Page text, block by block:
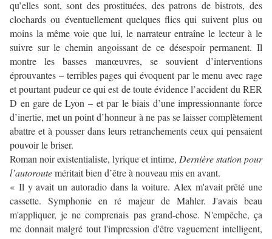
qu’elles sont, sont des prostituées, des patrons de bistrots, des
clochards ou éventuellement quelques flics qui suivent plus ou
moins la même voie que lui, le narrateur entraîne le lecteur à le
suivre sur le chemin angoissant de ce désespoir permanent. Il
montre les basses manœuvres, se souvient d’interventions
éprouvantes – terribles pages qui évoquent par le menu avec rage
et pourtant pudeur ce qui est de toute évidence l’accident du RER
D en gare de Lyon – et par le biais d’une impressionnante force
d’inertie, met un point d’honneur à ne pas se laisser complètement
abattre et à pousser dans leurs retranchements ceux qui pensaient
pouvoir le briser.
Roman noir existentialiste, lyrique et intime, Dernière station pour
l’autorouteméritait bien d’être à nouveau mis en avant.
« Il y avait un autoradio dans la voiture. Alex m'avait prêté une
cassette. Symphonie en ré majeur de Mahler. J'avais beau
m'appliquer, je ne comprenais pas grand-chose. N'empêche, ça
me donnait malgré tout l'impression d'être vaguement intelligent,